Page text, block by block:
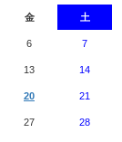
金 土
6 7
13 14
20 21
27 28